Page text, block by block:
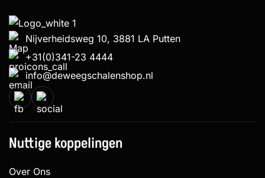
Nijverheidsweg 10, 3881 LA Putten
+31(0)341-23 4444
info@deweegschalenshop.nl
Nuttige koppelingen
Over Ons